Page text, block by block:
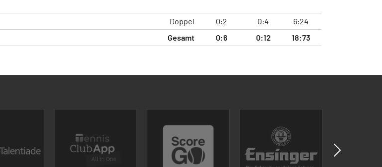
Doppel 0:2 0:4
6:24
Gesamt
0:6 0:12 18:73